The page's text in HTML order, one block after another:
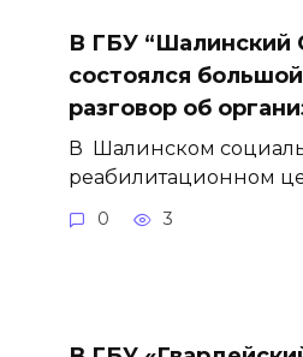
В ГБУ “Шалинский
состоялся
разговор об
В Шалинском
реабилитационном
0 3